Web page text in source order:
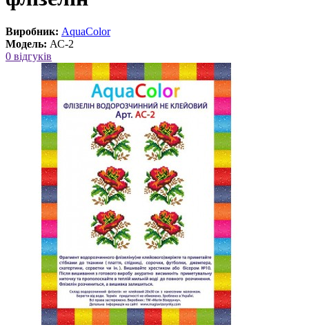
Виробник: AquaColor
Модель: АС-2
0 відгуків